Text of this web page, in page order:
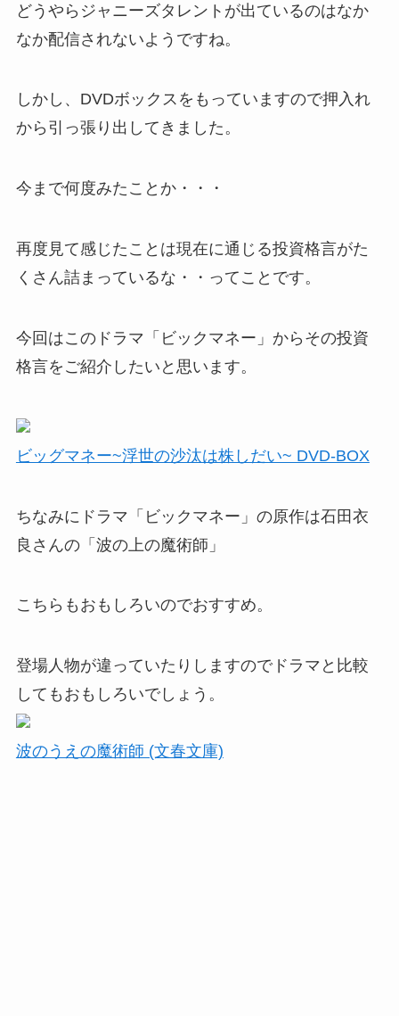
どうやらジャニーズタレントが出ているのはなか
なか配信されないようですね。
しかし、DVDボックスをもっていますので押入れ
から引っ張り出してきました。
今まで何度みたことか・・・
再度見て感じたことは現在に通じる投資格言がた
くさん詰まっているな・・ってことです。
今回はこのドラマ「ビックマネー」からその投資
格言をご紹介したいと思います。
ビッグマネー~浮世の沙汰は株しだい~ DVD-BOX
ちなみにドラマ「ビックマネー」の原作は石田衣
良さんの「波の上の魔術師」
こちらもおもしろいのでおすすめ。
登場人物が違っていたりしますのでドラマと比較
してもおもしろいでしょう。
波のうえの魔術師 (文春文庫)